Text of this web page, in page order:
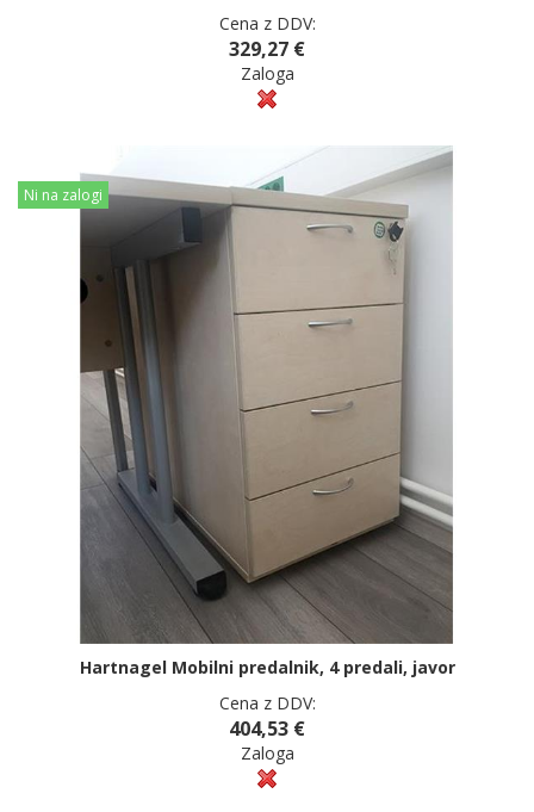
Cena z DDV:
329,27 €
Zaloga
Ni na zalogi
Hartnagel Mobilni predalnik, 4 predali, javor
Cena z DDV:
404,53 €
Zaloga